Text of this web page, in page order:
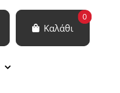
Καλάθι
0